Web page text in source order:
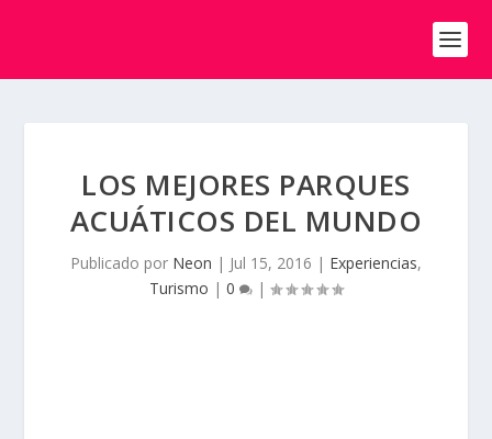
LOS MEJORES PARQUES
ACUÁTICOS DEL MUNDO
Publicado por Neon | Jul 15, 2016 | Experiencias,
Turismo | 0 |